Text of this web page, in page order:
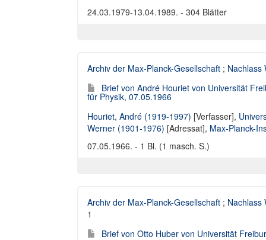
24.03.1979-13.04.1989. - 304 Blätter
Archiv der Max-Planck-Gesellschaft ; Nachlass
Brief von André Houriet von Universität
für Physik, 07.05.1966
Houriet, André (1919-1997) [Verfasser],
Werner (1901-1976) [Adressat], Max-Planck-
07.05.1966. - 1 Bl. (1 masch. S.)
Archiv der Max-Planck-Gesellschaft ; Nachlass
1
Brief von Otto Huber von Universität